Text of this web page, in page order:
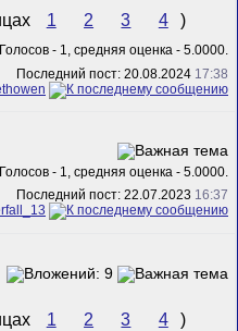
1 2 3 4 )
Последний пост: 20.08.2024 17:38
Последний пост: 22.07.2023 16:37
1 2 3 4 )